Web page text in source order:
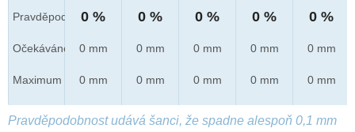
Pravděpod.
Očekáváno
Maximum
0 %
0 mm
0 mm
0 %
0 mm
0 mm
0 %
0 mm
0 mm
0 %
0 mm
0 mm
0 %
0 mm
0 mm
Pravděpodobnost udává šanci, že spadne alespoň 0,1 mm